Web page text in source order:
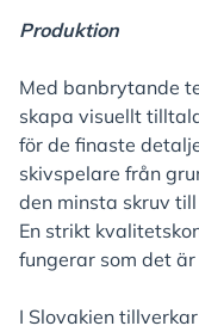
Produktion
Med banbrytande
skapa visuellt
för de finaste
skivspelare från
den minsta skruv
En strikt
fungerar som det
I Slovakien